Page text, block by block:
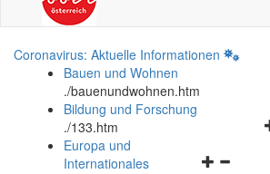
Coronavirus: Aktuelle Informationen
Bauen und Wohnen
./bauenundwohnen.htm
Bildung und Forschung
./133.htm
Europa und
Internationales